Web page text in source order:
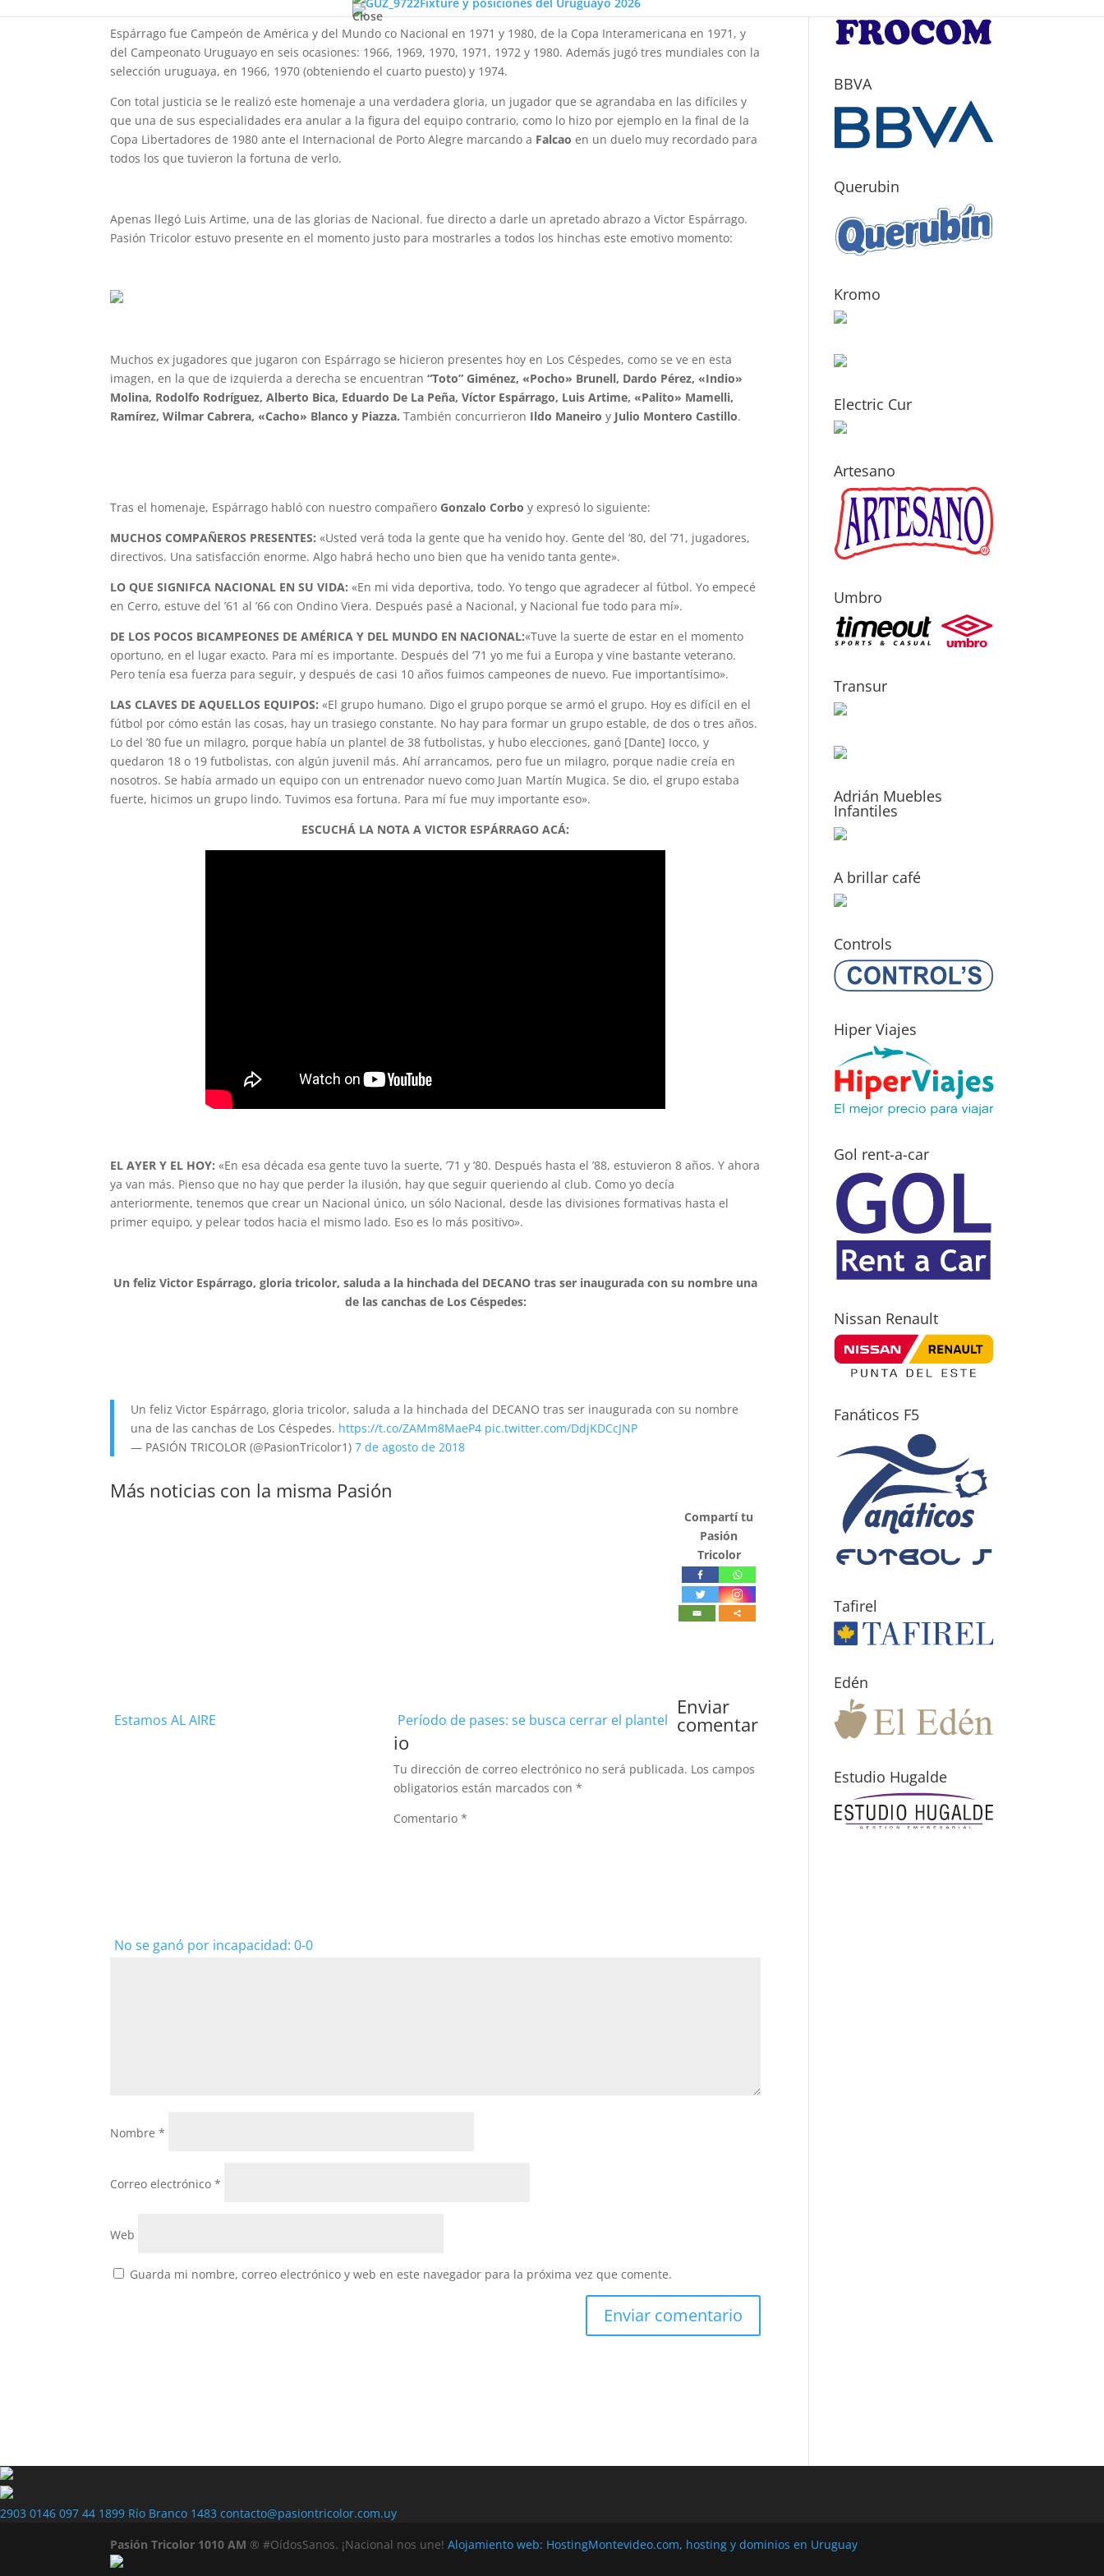
Close
Espárrago fue Campeón de América y del Mundo co Nacional en 1971 y 1980, de la Copa Interamericana en 1971, y
del Campeonato Uruguayo en seis ocasiones: 1966, 1969, 1970, 1971, 1972 y 1980. Además jugó tres mundiales con la
selección uruguaya, en 1966, 1970 (obteniendo el cuarto puesto) y 1974.
Con total justicia se le realizó este homenaje a una verdadera gloria, un jugador que se agrandaba en las difíciles y
que una de sus especialidades era anular a la figura del equipo contrario, como lo hizo por ejemplo en la final de la
Copa Libertadores de 1980 ante el Internacional de Porto Alegre marcando a Falcao en un duelo muy recordado para
todos los que tuvieron la fortuna de verlo.
Apenas llegó Luis Artime, una de las glorias de Nacional. fue directo a darle un apretado abrazo a Victor Espárrago.
Pasión Tricolor estuvo presente en el momento justo para mostrarles a todos los hinchas este emotivo momento:
Muchos ex jugadores que jugaron con Espárrago se hicieron presentes hoy en Los Céspedes, como se ve en esta
imagen, en la que de izquierda a derecha se encuentran“Toto” Giménez, «Pocho» Brunell, Dardo Pérez, «Indio»
Molina, Rodolfo Rodríguez, Alberto Bica, Eduardo De La Peña, Víctor Espárrago, Luis Artime, «Palito» Mamelli,
Ramírez, Wilmar Cabrera, «Cacho» Blanco y Piazza.También concurrieron Ildo Maneiro y Julio Montero Castillo.
Tras el homenaje, Espárrago habló con nuestro compañero Gonzalo Corbo y expresó lo siguiente:
MUCHOS COMPAÑEROS PRESENTES:«Usted verá toda la gente que ha venido hoy. Gente del ’80, del ’71, jugadores,
directivos. Una satisfacción enorme. Algo habrá hecho uno bien que ha venido tanta gente».
LO QUE SIGNIFCA NACIONAL EN SU VIDA:«En mi vida deportiva, todo. Yo tengo que agradecer al fútbol. Yo empecé
en Cerro, estuve del ’61 al ’66 con Ondino Viera. Después pasé a Nacional, y Nacional fue todo para mí».
DE LOS POCOS BICAMPEONES DE AMÉRICA Y DEL MUNDO EN NACIONAL:«Tuve la suerte de estar en el momento
oportuno, en el lugar exacto. Para mí es importante. Después del ’71 yo me fui a Europa y vine bastante veterano.
Pero tenía esa fuerza para seguir, y después de casi 10 años fuimos campeones de nuevo. Fue importantísimo».
LAS CLAVES DE AQUELLOS EQUIPOS:«El grupo humano. Digo el grupo porque se armó el grupo. Hoy es difícil en el
fútbol por cómo están las cosas, hay un trasiego constante. No hay para formar un grupo estable, de dos o tres años.
Lo del ’80 fue un milagro, porque había un plantel de 38 futbolistas, y hubo elecciones, ganó [Dante] Iocco, y
quedaron 18 o 19 futbolistas, con algún juvenil más. Ahí arrancamos, pero fue un milagro, porque nadie creía en
nosotros. Se había armado un equipo con un entrenador nuevo como Juan Martín Mugica. Se dio, el grupo estaba
fuerte, hicimos un grupo lindo. Tuvimos esa fortuna. Para mí fue muy importante eso».
ESCUCHÁ LA NOTA A VICTOR ESPÁRRAGO ACÁ:
EL AYER Y EL HOY:«En esa década esa gente tuvo la suerte, ’71 y ’80. Después hasta el ’88, estuvieron 8 años. Y ahora
ya van más. Pienso que no hay que perder la ilusión, hay que seguir queriendo al club. Como yo decía
anteriormente, tenemos que crear un Nacional único, un sólo Nacional, desde las divisiones formativas hasta el
primer equipo, y pelear todos hacia el mismo lado. Eso es lo más positivo».
Un feliz Victor Espárrago, gloria tricolor, saluda a la hinchada del DECANO tras ser inaugurada con su nombre una
de las canchas de Los Céspedes:
Un feliz Victor Espárrago, gloria tricolor, saluda a la hinchada del DECANO tras ser inaugurada con su nombre
una de las canchas de Los Céspedes. https://t.co/ZAMm8MaeP4 pic.twitter.com/DdjKDCcJNP
— PASIÓN TRICOLOR (@PasionTricolor1)7 de agosto de 2018
Más noticias con la misma Pasión
Estamos AL AIRE Período de pases: se busca cerrar el plantel
No se ganó por incapacidad: 0-0
Compartí tu
Pasión
Tricolor
Enviar
comentar
io
Tu dirección de correo electrónico no será publicada. Los campos
obligatorios están marcados con*
Comentario*
Nombre*
Correo electrónico*
Web
Guarda mi nombre, correo electrónico y web en este navegador para la próxima vez que comente.
BBVA
Querubin
Kromo
Electric Cur
Artesano
Umbro
Transur
Adrián Muebles
Infantiles
A brillar café
Controls
Hiper Viajes
Gol rent-a-car
Nissan Renault
Fanáticos F5
Tafirel
Edén
Estudio Hugalde
2903 0146 097 44 1899 Río Branco 1483 contacto@pasiontricolor.com.uy
Pasión Tricolor 1010 AM ® #OídosSanos. ¡Nacional nos une!Alojamiento web: HostingMontevideo.com, hosting y dominios en Uruguay